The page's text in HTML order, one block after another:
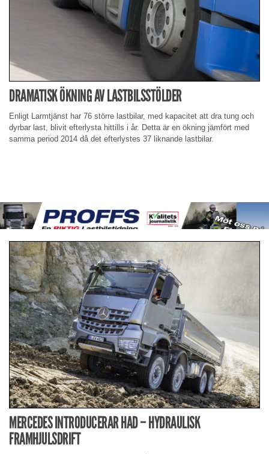
DRAMATISK ÖKNING AV LASTBILSSTÖLDER
Enligt Larmtjänst har 76 större lastbilar, med kapacitet att dra tung och
dyrbar last, blivit efterlysta hittills i år. Detta är en ökning jämfört med
samma period 2014 då det efterlystes 37 liknande lastbilar.
MERCEDES INTRODUCERAR HAD – HYDRAULISK
FRAMHJULSDRIFT